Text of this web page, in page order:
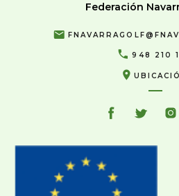
Federación
948 210